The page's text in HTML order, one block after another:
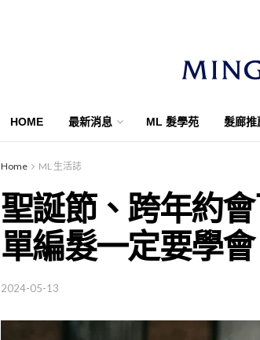
HOME 最新消息 ML 髮學苑 髮廊推
Home ML 生活誌
聖誕節、跨年約
單編髮一定要學會
2024-05-13